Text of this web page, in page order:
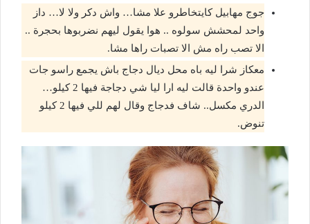
جوج مهابيل كايتخاطرو علا مشا… واش دكر ولا لا… داز
واحد لمحشش سولوه .. هوا يقول ليهم نضربوها بحجرة ..
الا تصب راه مش الا تصبات راها مشا.
معكاز شرا ليه باه محل ديال دجاج باش يجمع راسو جات
عندو واحدة قالت ليه ارا ليا شي دجاجة فيها 2 كيلو…
الدري مكسل.. شاف فدجاج وقال لهم للي فيها 2 كيلو
تنوض.